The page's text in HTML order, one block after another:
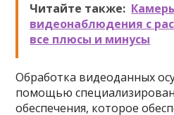
Читайте также:
видеонаблюдения с
все плюсы и минусы
Обработка видеоданных
помощью
обеспечения, которое